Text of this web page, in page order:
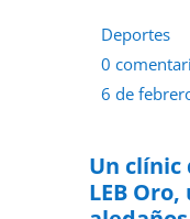
Deportes
0
6 de
Un
LEB